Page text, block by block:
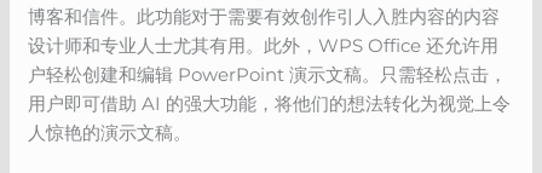
博客和信件。此功能对于需要有效创作引人入胜内容的内容
设计师和专业人士尤其有用。此外，WPS Office 还允许用
户轻松创建和编辑 PowerPoint 演示文稿。只需轻松点击，
用户即可借助 AI 的强大功能，将他们的想法转化为视觉上令
人惊艳的演示文稿。